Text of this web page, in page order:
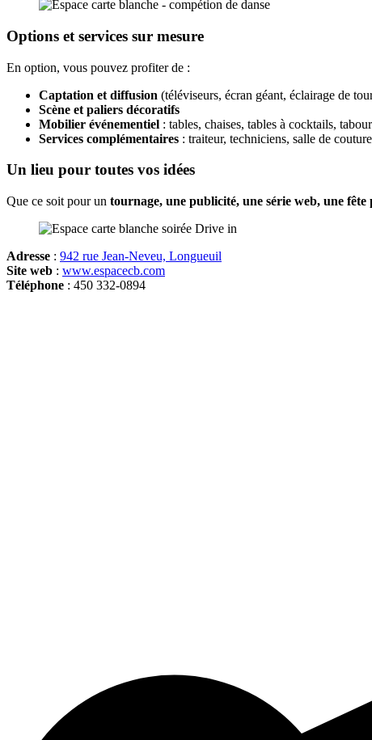
Options et services sur mesure
En option, vous pouvez profiter de :
Captation et diffusion (téléviseurs, écran géant, éclairage de
Scène et paliers décoratifs
Mobilier événementiel : tables, chaises, tables à cocktails,
Services complémentaires : traiteur, techniciens, salle de
Un lieu pour toutes vos idées
Que ce soit pour un tournage, une publicité, une série web, une
Adresse : 942 rue Jean-Neveu, Longueuil
Site web : www.espacecb.com
Téléphone : 450 332-0894